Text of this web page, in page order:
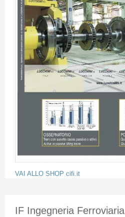
VAI ALLO SHOP cifi.it
IF Ingegneria Ferroviaria